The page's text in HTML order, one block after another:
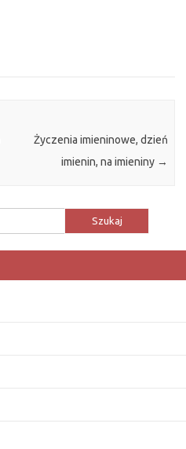
Życzenia imieninowe, dzień
imienin, na imieniny →